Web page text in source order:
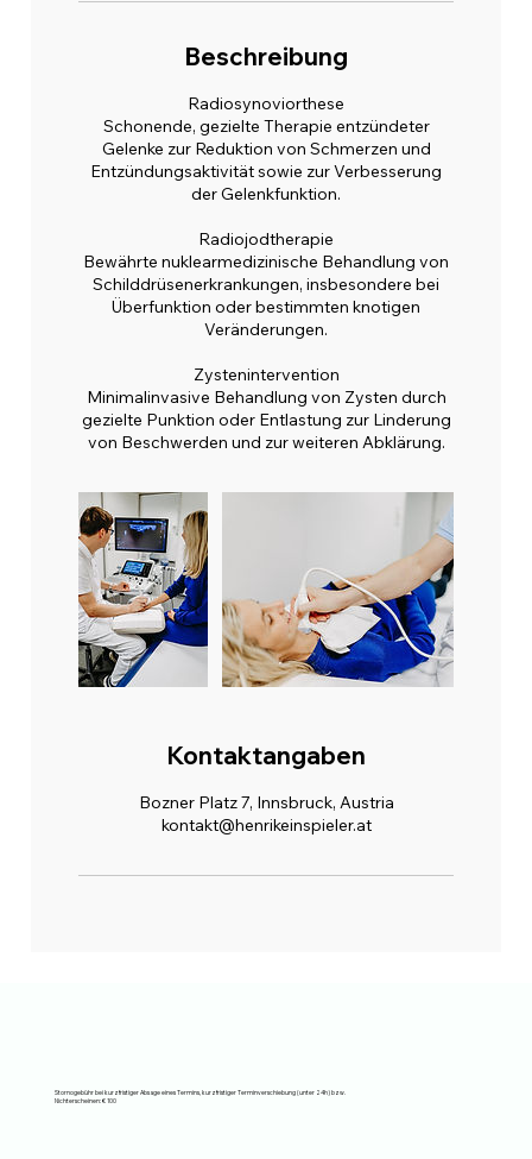
Beschreibung
Radiosynoviorthese
Schonende, gezielte Therapie entzündeter
Gelenke zur Reduktion von Schmerzen und
Entzündungsaktivität sowie zur Verbesserung
der Gelenkfunktion.
Radiojodtherapie
Bewährte nuklearmedizinische Behandlung von
Schilddrüsenerkrankungen, insbesondere bei
Überfunktion oder bestimmten knotigen
Veränderungen.
Zystenintervention
Minimalinvasive Behandlung von Zysten durch
gezielte Punktion oder Entlastung zur Linderung
von Beschwerden und zur weiteren Abklärung.
Kontaktangaben
Bozner Platz 7, Innsbruck, Austria
kontakt@henrikeinspieler.at
Stornogebühr bei kurzfristiger Absage eines Termins, kurzfristiger Terminverschiebung (unter 24h) bzw.
Nichterscheinen: € 100